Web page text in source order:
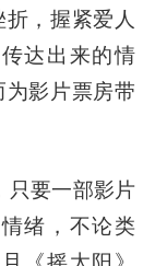
，握紧爱人
达出来的情
影片票房带
只要一部影片
绪，不论类
《摇太阳》